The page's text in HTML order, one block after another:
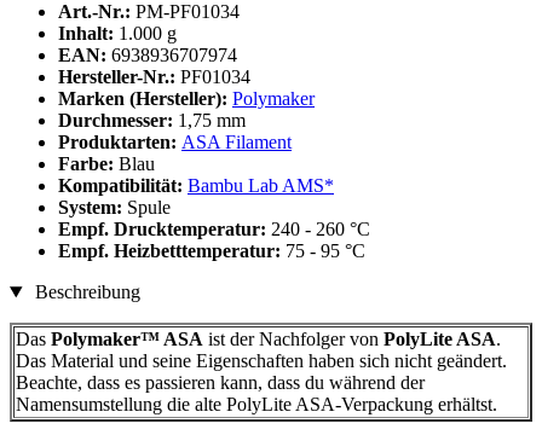
Art.-Nr.: PM-PF01034
Inhalt: 1.000 g
EAN: 6938936707974
Hersteller-Nr.: PF01034
Marken (Hersteller): Polymaker
Durchmesser: 1,75 mm
Produktarten: ASA Filament
Farbe: Blau
Kompatibilität: Bambu Lab AMS*
System: Spule
Empf. Drucktemperatur: 240 - 260 °C
Empf. Heizbetttemperatur: 75 - 95 °C
Beschreibung
Das Polymaker™ ASA ist der Nachfolger von PolyLite ASA.
Das Material und seine Eigenschaften haben sich nicht geändert.
Beachte, dass es passieren kann, dass du während der
Namensumstellung die alte PolyLite ASA-Verpackung erhältst.